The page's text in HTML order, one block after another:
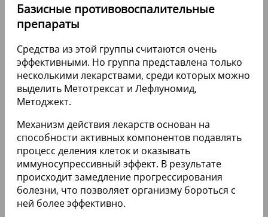
Базисные противовоспалительные
препараты
Средства из этой группы считаются очень
эффективными. Но группа представлена только
несколькими лекарствами, среди которых можно
выделить Метотрексат и Лефлуномид,
Методжект.
Механизм действия лекарств основан на
способности активных компонентов подавлять
процесс деления клеток и оказывать
иммуносупрессивный эффект. В результате
происходит замедление прогрессирования
болезни, что позволяет организму бороться с
ней более эффективно.